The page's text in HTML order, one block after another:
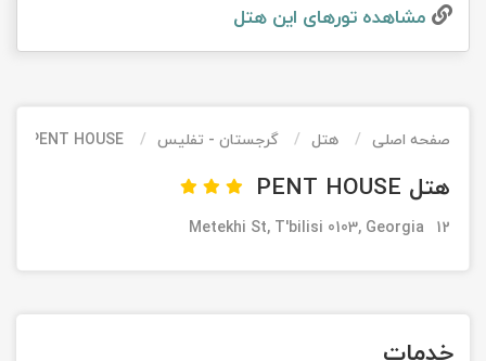
مشاهده تور‌های این هتل
صفحه اصلی هتل گرجستان - تفلیس PENT HOUSE
هتل PENT HOUSE
12 Metekhi St, T'bilisi 0103, Georgia
خدمات
تور کویر کاراکال
تور کویر مصر
تور کیش از ساری
اقساطی
تور کیش از بندرعباس
اقساطی
تور قزاقستان اقساطی
تور زیارتی اقساطی